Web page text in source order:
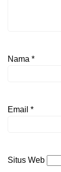
Nama *
Email *
Situs Web